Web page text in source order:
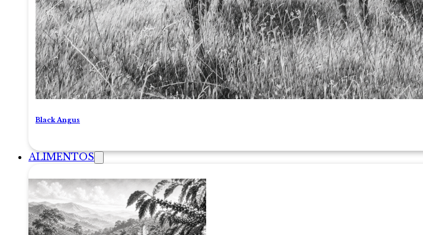
Black Angus
ALIMENTOS